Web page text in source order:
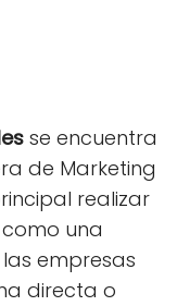
se encuentra
de Marketing
realizar
una
empresas
directa o